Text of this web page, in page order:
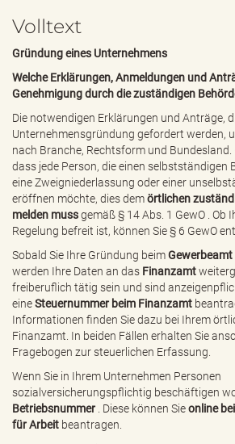
Volltext
Gründung eines Unternehmens
Welche Erklärungen, Anmeldungen und
Genehmigung durch die zuständigen
Die notwendigen Erklärungen und Anträge,
Unternehmensgründung gefordert werden,
nach Branche, Rechtsform und
dass jede Person, die einen selbstständigen
eine Zweigniederlassung oder einer
eröffnen möchte, dies demörtlichen
melden mussgemäß§ 14 Abs. 1 GewO . Ob
Regelung befreit ist, können Sie§ 6 GewO
Sobald Sie Ihre Gründung beimGewerbeamt
werden Ihre Daten an das Finanzamt
freiberuflich tätig sein und sind
eineSteuernummer beim Finanzamt
Informationen finden Sie dazu bei Ihrem
Finanzamt. In beiden Fällen erhalten Sie
Fragebogen zur steuerlichen Erfassung.
Wenn Sie in Ihrem Unternehmen Personen
sozialversicherungspflichtig beschäftigen
Betriebsnummer . Diese können Sieonline
für Arbeit beantragen.